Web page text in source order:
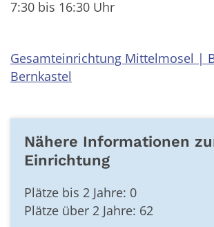
7:30 bis 16:30 Uhr
Gesamteinrichtung Mittelmosel |
Bernkastel
Nähere Informationen
Einrichtung
Plätze bis 2 Jahre: 0
Plätze über 2 Jahre: 62